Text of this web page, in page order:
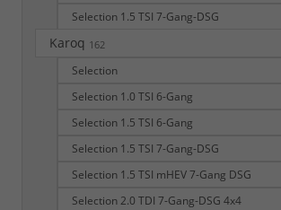
Selection 1.5 TSI 7-Gang-DSG
Karoq 162
Selection
Selection 1.0 TSI 6-Gang
Selection 1.5 TSI 6-Gang
Selection 1.5 TSI 7-Gang-DSG
Selection 1.5 TSI mHEV 7-Gang DSG
Selection 2.0 TDI 7-Gang-DSG 4x4